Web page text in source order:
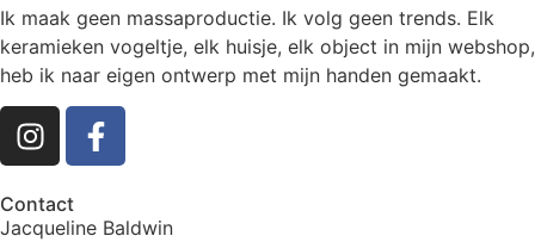
Ik maak geen massaproductie. Ik volg geen trends. Elk
keramieken vogeltje, elk huisje, elk object in mijn webshop,
heb ik naar eigen ontwerp met mijn handen gemaakt.
Contact
Jacqueline Baldwin